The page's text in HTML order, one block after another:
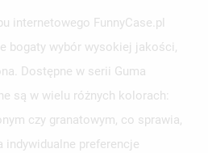
internetowego FunnyCase.pl
bogaty wybór wysokiej jakości,
Dostępne w serii Guma
są w wielu różnych kolorach:
czy granatowym, co sprawia,
indywidualne preferencje